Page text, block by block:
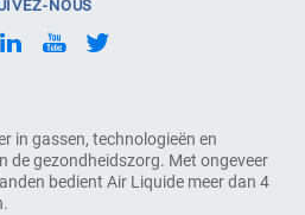
in gassen, technologieën en
de gezondheidszorg. Met ongeveer
bedient Air Liquide meer dan 4
NOUS